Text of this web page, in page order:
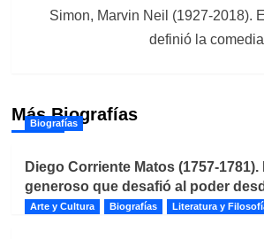
Simon, Marvin Neil (1927-2018).
definió la
Más Biografías
Biografías
Diego Corriente Matos (1757-
generoso que desafió al poder
Arte y Cultura Biografías Literatura y